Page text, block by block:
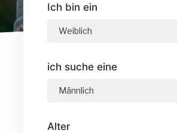
Ich bin ein
ich suche eine
Alter